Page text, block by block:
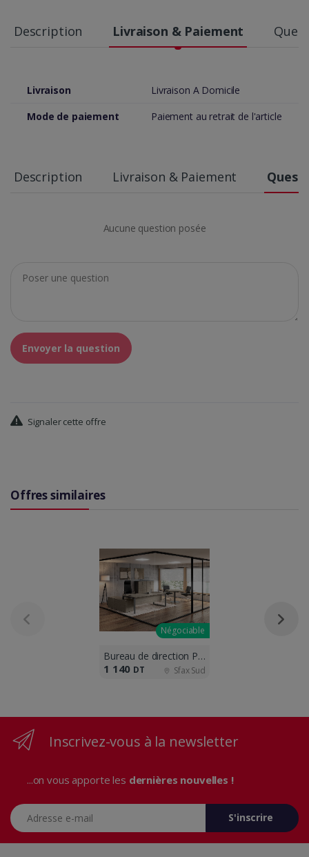
Description Livraison & Paiement
Livraison
Livraison A Domicile
Mode de paiement
Paiement au retrait de l'article
Description Livraison & Paiement
Aucune question posée
Envoyer la question
Signaler cette offre
Offres similaires
Négociable
Bureau de direction PLENZO
1 140 DT Sfax Sud
Inscrivez-vous à la newsletter
...on vous apporte les dernières nouvelles !
Adresse e-mail
S'inscrire